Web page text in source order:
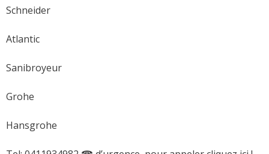
Schneider
Atlantic
Sanibroyeur
Grohe
Hansgrohe